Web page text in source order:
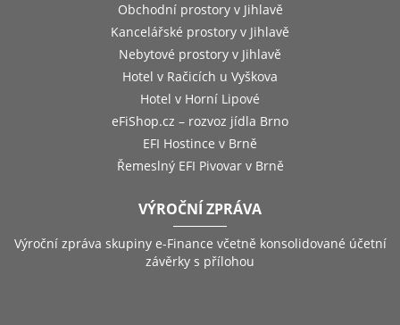
Obchodní prostory v Jihlavě
Kancelářské prostory v Jihlavě
Nebytové prostory v Jihlavě
Hotel v Račicích u Vyškova
Hotel v Horní Lipové
eFiShop.cz – rozvoz jídla Brno
EFI Hostince v Brně
Řemeslný EFI Pivovar v Brně
VÝROČNÍ ZPRÁVA
Výroční zpráva skupiny e-Finance včetně konsolidované účetní
závěrky s přílohou